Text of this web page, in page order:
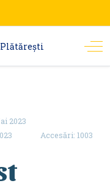
2023
Accesări: 1003